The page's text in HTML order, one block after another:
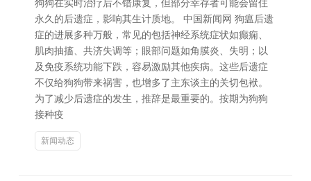
狗狗在实时治疗后不错康复，但部分幸存者可能会留住
永久的后遗症，影响其生计质地。 中国新闻网 狗瘟后遗
症的进展多种万般，常见的包括神经系统症状如癫痫、
肌肉抽搐、共济失调等；眼部问题如角膜炎、失明；以
及免疫系统功能下跌，容易激励其他疾病。这些后遗症
不仅给狗狗带来祸害，也增多了主东谈主的关切包袱。
为了减少后遗症的发生，推辞是最重要的。按期为狗狗
接种疫
新闻动态